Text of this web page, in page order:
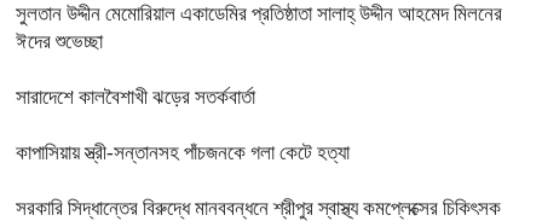
সুলতান উদ্দীন মেমোরিয়াল একাডেমির প্রতিষ্ঠাতা সালাহ্ উদ্দীন আহমেদ মিলনের
ঈদের শুভেচ্ছা
সারাদেশে কালবৈশাখী ঝড়ের সতর্কবার্তা
কাপাসিয়ায় স্ত্রী-সন্তানসহ পাঁচজনকে গলা কেটে হত্যা
সরকারি সিদ্ধান্তের বিরুদ্ধে মানববন্ধনে শ্রীপুর স্বাস্থ্য কমপ্লেক্সের চিকিৎসক